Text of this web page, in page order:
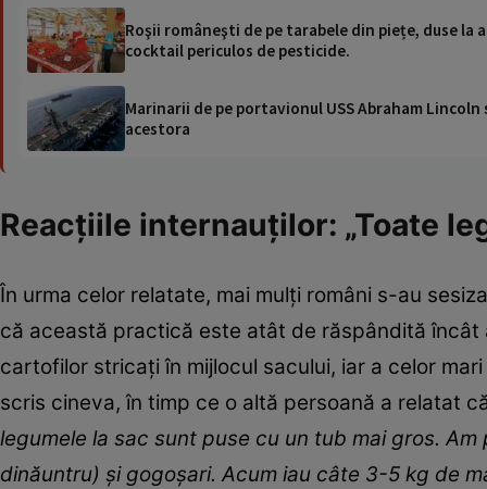
Roşii româneşti de pe tarabele din piețe, duse la
cocktail periculos de pesticide.
Marinarii de pe portavionul USS Abraham
acestora
Reacțiile internauților: „Toate
În urma celor relatate, mai mulți români s-au
că această practică este atât de răspândită încât
cartofilor stricați în mijlocul sacului, iar a celor
scris cineva, în timp ce o altă persoană a relatat
legumele la sac sunt puse cu un tub mai gros.
dinăuntru) și gogoșari. Acum iau câte 3-5 kg de